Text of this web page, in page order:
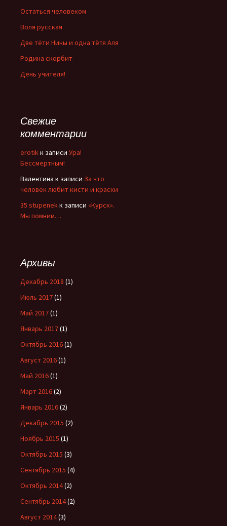
Остаться человеком
Воля русская
Две тёти Нины и одна тётя Аля
Родина скорбит
День учителя!
Свежие
комментарии
erotikк записи Ура!
Бессмертным!
Валентина к записи За что
человек любит кисти и краски
35 stupenekк записи «Курск».
Мы помним…
Архивы
Декабрь 2018 (1)
Июль 2017(1)
Май 2017(1)
Январь 2017(1)
Октябрь 2016(1)
Август 2016(1)
Май 2016(1)
Март 2016(2)
Январь 2016(2)
Декабрь 2015 (2)
Ноябрь 2015 (1)
Октябрь 2015 (3)
Сентябрь 2015 (4)
Октябрь 2014(2)
Сентябрь 2014(2)
Август 2014(3)